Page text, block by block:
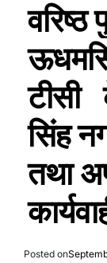
टीसी
सिंह
तथा
Posted on